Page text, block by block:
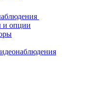
и опции